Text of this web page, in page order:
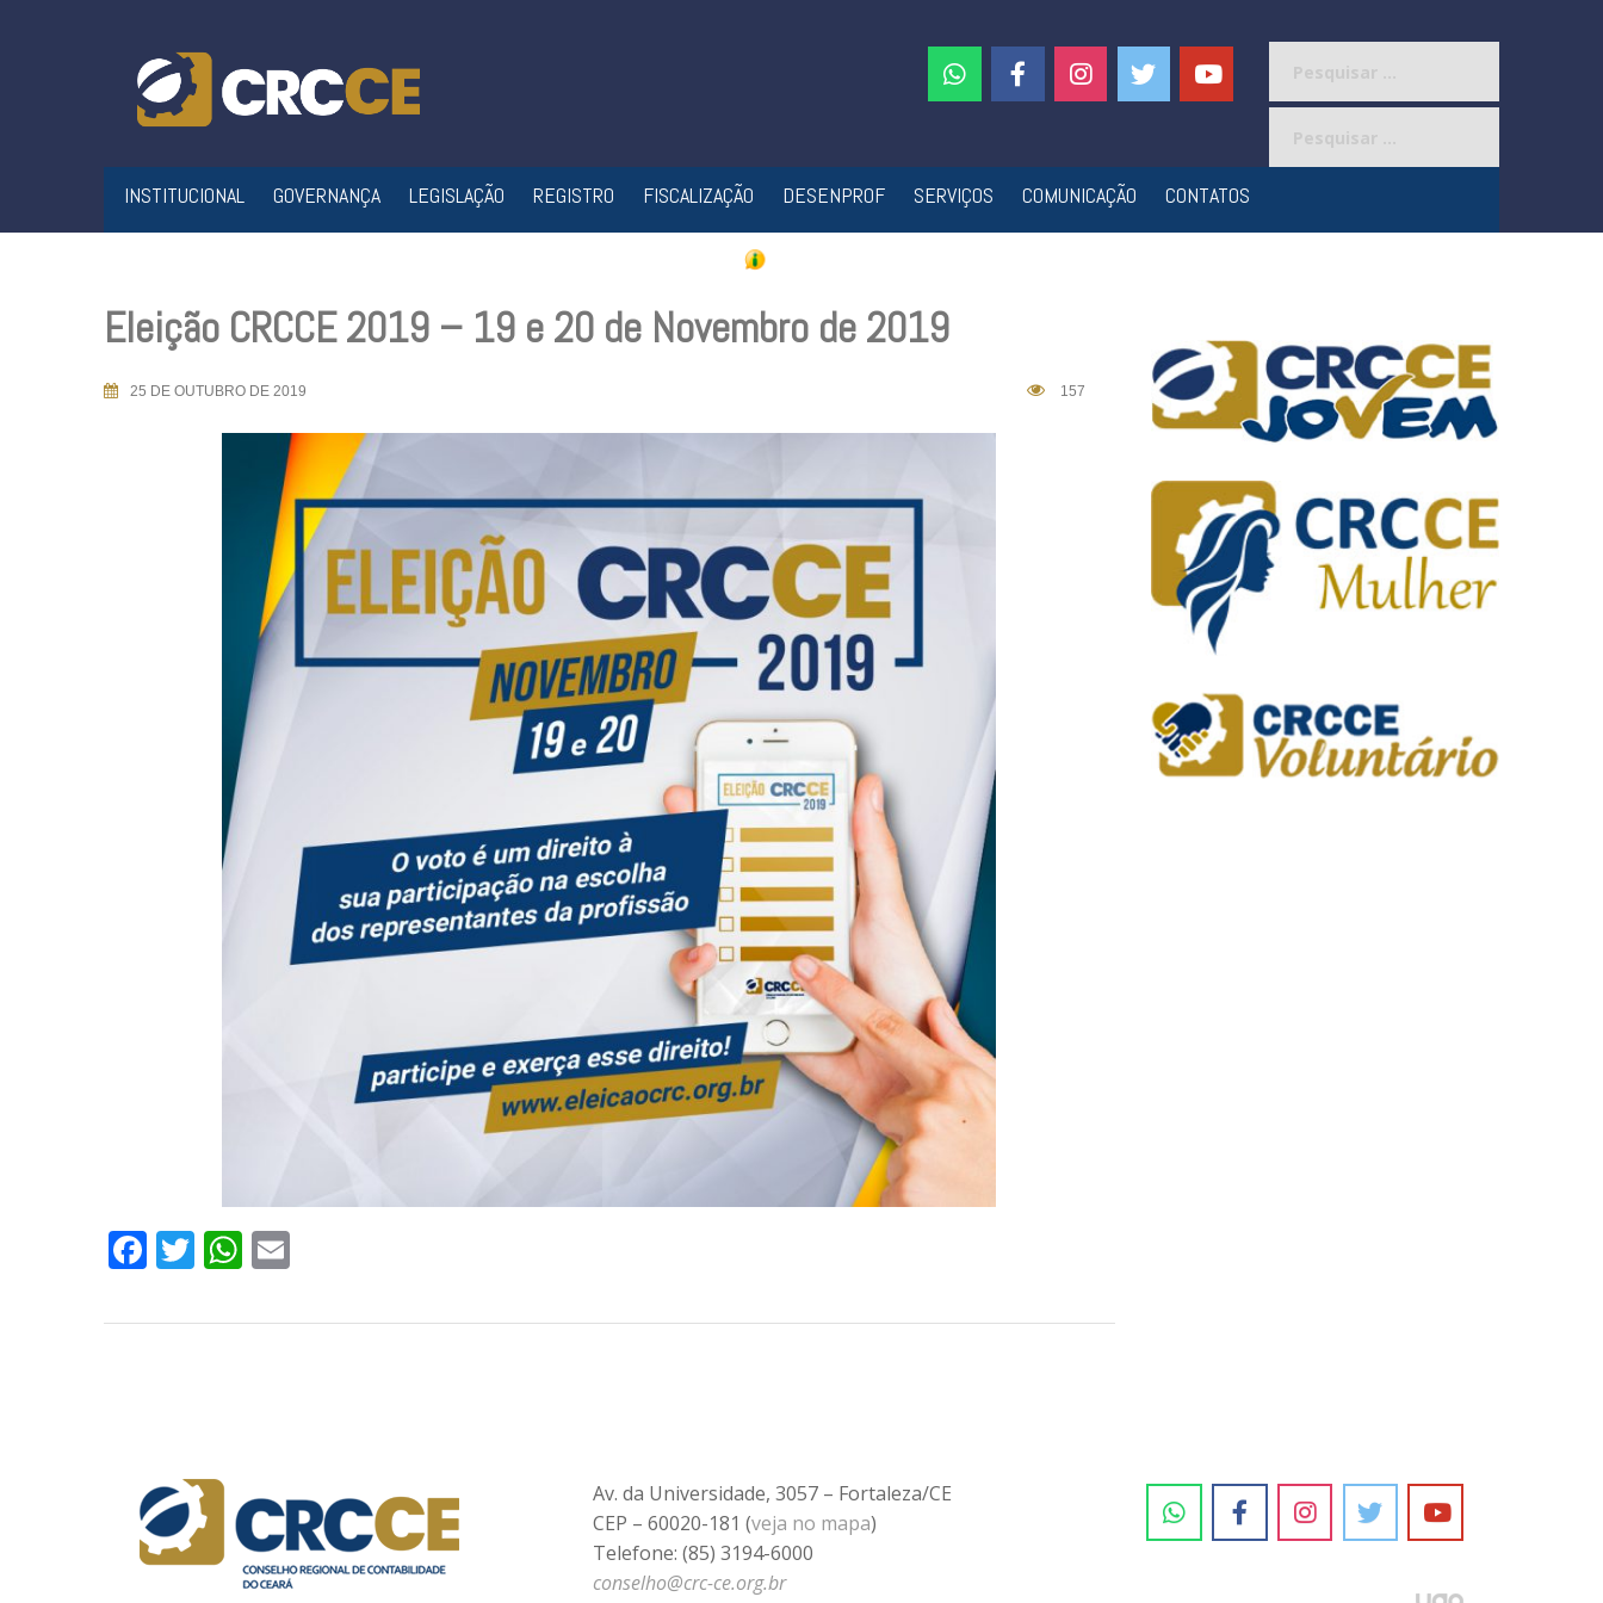
INSTITUCIONAL GOVERNANÇA LEGISLAÇÃO REGISTRO FISCALIZAÇÃO DESENPROF SERVIÇOS COMUNICAÇÃO CONTATOS
Eleição CRCCE 2019 – 19 e 20 de Novembro de 2019
25 DE OUTUBRO DE 2019 157
Facebook
TwitterWhatsApp
Av. da Universidade, 3057 – Fortaleza/CE
CEP – 60020-181 (veja no mapa)
Telefone: (85) 3194-6000
conselho@crc-ce.org.br